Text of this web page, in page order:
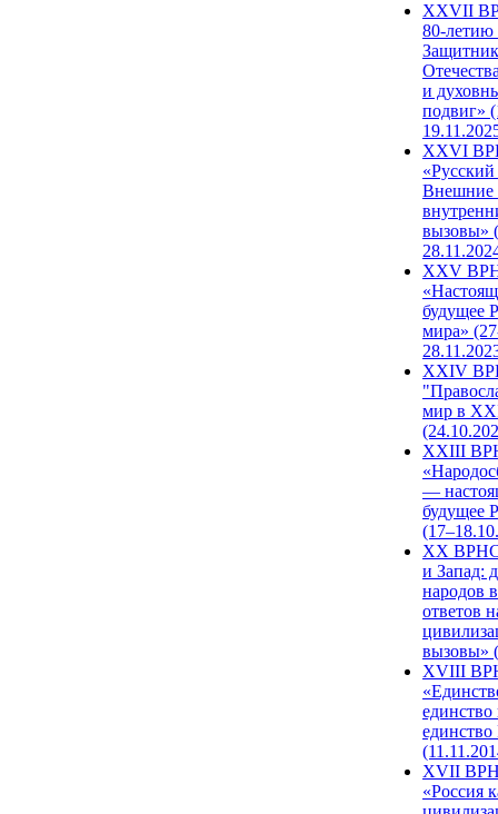
ХХVII
80-
и
подвиг»
XXVI
Внешние
вызовы»
XXV
будущее
мира»
XXIV
мир в
XXIII
—
будущее
XX ВРНС
и Запад:
народов
ответов
вызовы»
XVIII
единство
единство
XVII
«Россия